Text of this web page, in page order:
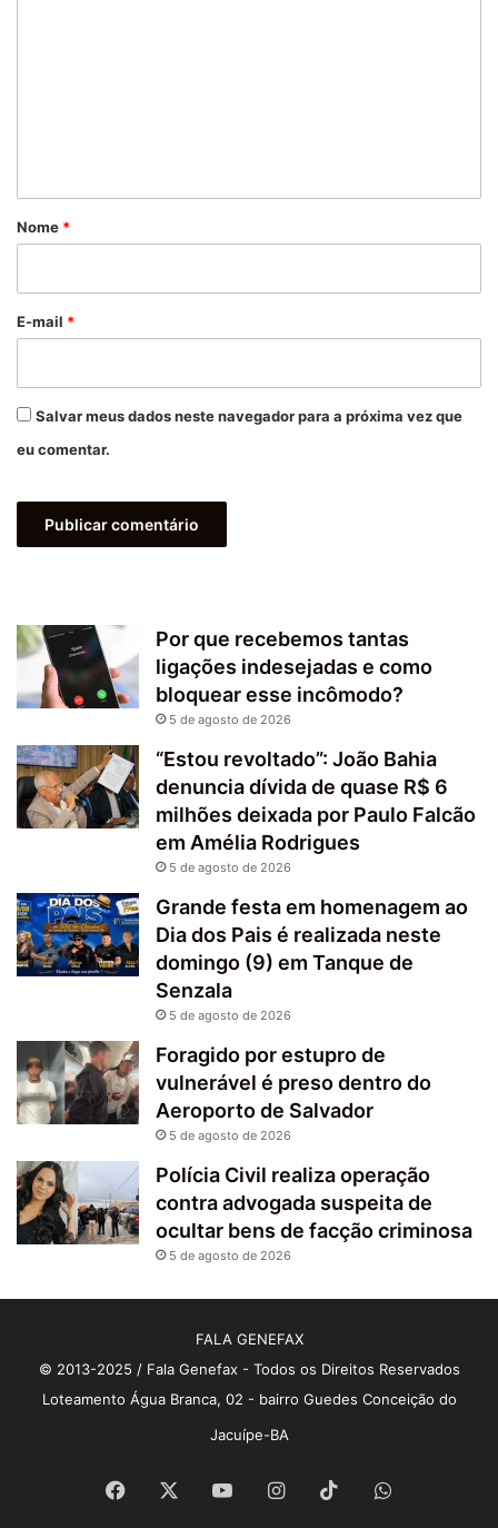
r
*
Nome *
E-mail *
Salvar meus dados neste navegador para a próxima vez que
eu comentar.
Por que recebemos tantas
ligações indesejadas e como
bloquear esse incômodo?
5 de agosto de 2026
“Estou revoltado”: João Bahia
denuncia dívida de quase R$ 6
milhões deixada por Paulo Falcão
em Amélia Rodrigues
5 de agosto de 2026
Grande festa em homenagem ao
Dia dos Pais é realizada neste
domingo (9) em Tanque de
Senzala
5 de agosto de 2026
Foragido por estupro de
vulnerável é preso dentro do
Aeroporto de Salvador
5 de agosto de 2026
Polícia Civil realiza operação
contra advogada suspeita de
ocultar bens de facção criminosa
5 de agosto de 2026
FALA GENEFAX
© 2013-2025 / Fala Genefax - Todos os Direitos Reservados
Loteamento Água Branca, 02 - bairro Guedes Conceição do
Jacuípe-BA
Facebook YouTubeInstagram
TikTokWhatsApp